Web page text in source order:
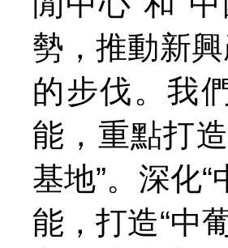
勢，推動新
的步伐。我
能，重點打
基地”。深化
能，打造“中